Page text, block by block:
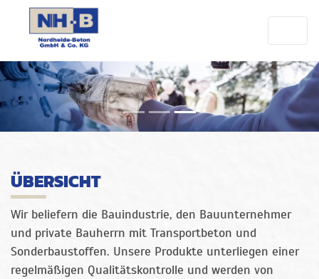
ÜBERSICHT
Wir beliefern die Bauindustrie, den Bauunternehmer
und private Bauherrn mit Transportbeton und
Sonderbaustoffen. Unsere Produkte unterliegen einer
regelmäßigen Qualitätskontrolle und werden von